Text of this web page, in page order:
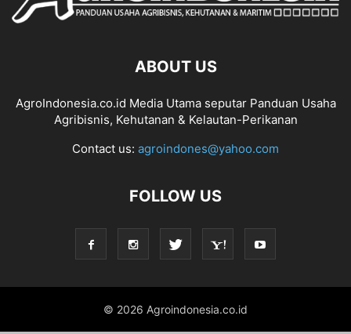
ABOUT US
AgroIndonesia.co.id Media Utama seputar Panduan Usaha
Agribisnis, Kehutanan & Kelautan-Perikanan
Contact us: agroindones@yahoo.com
FOLLOW US
© 2026 Agroindonesia.co.id